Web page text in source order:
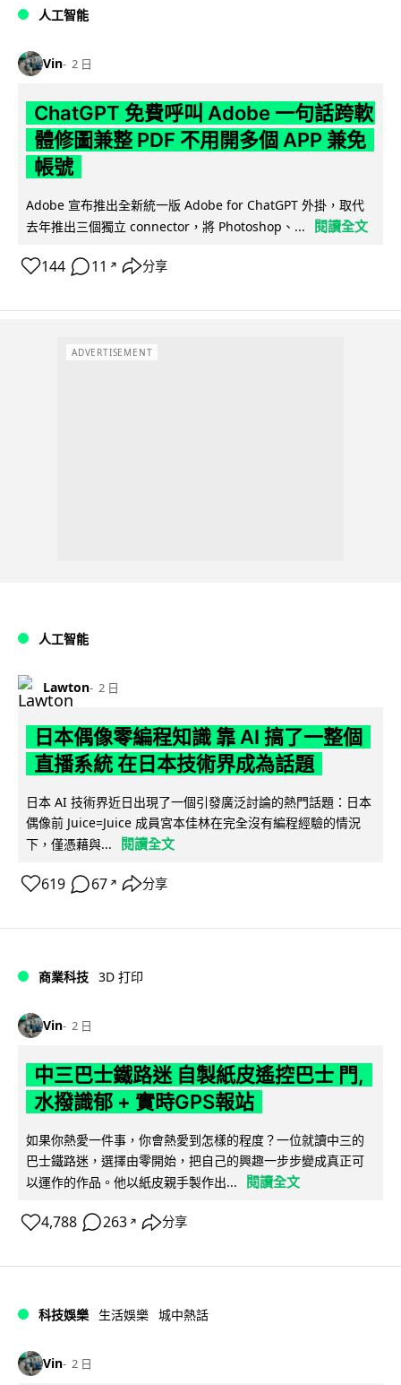
人工智能
Vin 2 日
ChatGPT 免費呼叫 Adobe 一句話跨軟
體修圖兼整 PDF 不用開多個 APP 兼免
帳號
Adobe 宣布推出全新統一版 Adobe for ChatGPT 外掛，取代
去年推出三個獨立 connector，將 Photoshop、...
閱讀全文
144 11 ↗ 分享
ADVERTISEMENT
人工智能
Lawton 2 日
日本偶像零編程知識 靠 AI 搞了一整個
直播系統 在日本技術界成為話題
日本 AI 技術界近日出現了一個引發廣泛討論的熱門話題：日本
偶像前 Juice=Juice 成員宮本佳林在完全沒有編程經驗的情況
下，僅憑藉與...
閱讀全文
619 67 ↗ 分享
商業科技 3D 打印
Vin 2 日
中三巴士鐵路迷 自製紙皮遙控巴士 門,
水撥識郁 + 實時GPS報站
如果你熱愛一件事，你會熱愛到怎樣的程度？一位就讀中三的
巴士鐵路迷，選擇由零開始，把自己的興趣一步步變成真正可
以運作的作品。他以紙皮親手製作出...
閱讀全文
4,788 263 ↗ 分享
科技娛樂 生活娛樂 城中熱話
Vin 2 日